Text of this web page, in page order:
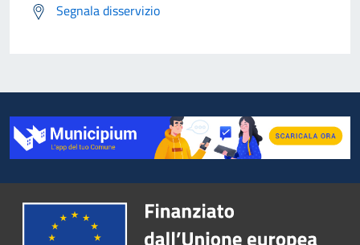
Segnala disservizio